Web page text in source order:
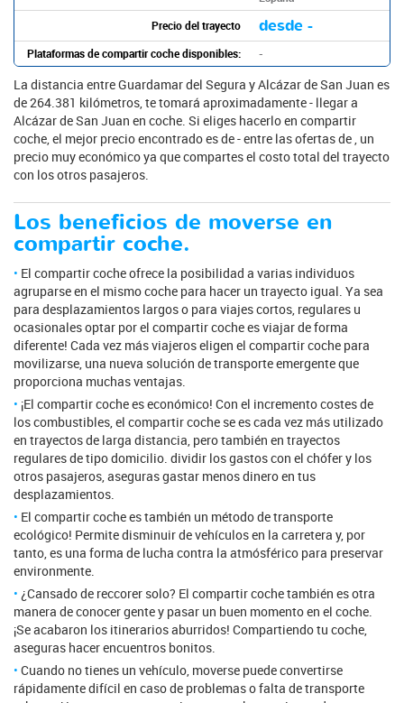
Precio del trayecto
desde -
Plataformas de compartir coche disponibles: -
La distancia entre Guardamar del Segura y Alcázar de San Juan es
de 264.381 kilómetros, te tomará aproximadamente - llegar a
Alcázar de San Juan en coche. Si eliges hacerlo en compartir
coche, el mejor precio encontrado es de - entre las ofertas de , un
precio muy económico ya que compartes el costo total del trayecto
con los otros pasajeros.
Los beneficios de moverse en
compartir coche.
El compartir coche ofrece la posibilidad a varias individuos
agruparse en el mismo coche para hacer un trayecto igual. Ya sea
para desplazamientos largos o para viajes cortos, regulares u
ocasionales optar por el compartir coche es viajar de forma
diferente! Cada vez más viajeros eligen el compartir coche para
movilizarse, una nueva solución de transporte emergente que
proporciona muchas ventajas.
¡El compartir coche es económico! Con el incremento costes de
los combustibles, el compartir coche se es cada vez más utilizado
en trayectos de larga distancia, pero también en trayectos
regulares de tipo domicilio. dividir los gastos con el chófer y los
otros pasajeros, aseguras gastar menos dinero en tus
desplazamientos.
El compartir coche es también un método de transporte
ecológico! Permite disminuir de vehículos en la carretera y, por
tanto, es una forma de lucha contra la atmósférico para preservar
environmente.
¿Cansado de reccorer solo? El compartir coche también es otra
manera de conocer gente y pasar un buen momento en el coche.
¡Se acabaron los itinerarios aburridos! Compartiendo tu coche,
aseguras hacer encuentros bonitos.
Cuando no tienes un vehículo, moverse puede convertirse
rápidamente difícil en caso de problemas o falta de transporte